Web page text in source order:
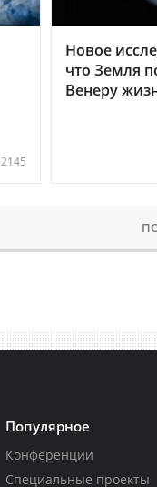
2145
Новое
что Земля
Венеру
Популярное
Конференции
Специальные проекты